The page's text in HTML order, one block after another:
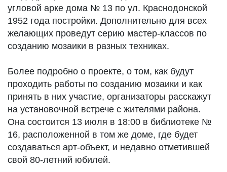
угловой арке дома № 13 по ул. Краснодонской
1952 года постройки. Дополнительно для всех
желающих проведут серию мастер-классов по
созданию мозаики в разных техниках.
Более подробно о проекте, о том, как будут
проходить работы по созданию мозаики и как
принять в них участие, организаторы расскажут
на установочной встрече с жителями района.
Она состоится 13 июля в 18:00 в библиотеке №
16, расположенной в том же доме, где будет
создаваться арт-объект, и недавно отметившей
свой 80-летний юбилей.